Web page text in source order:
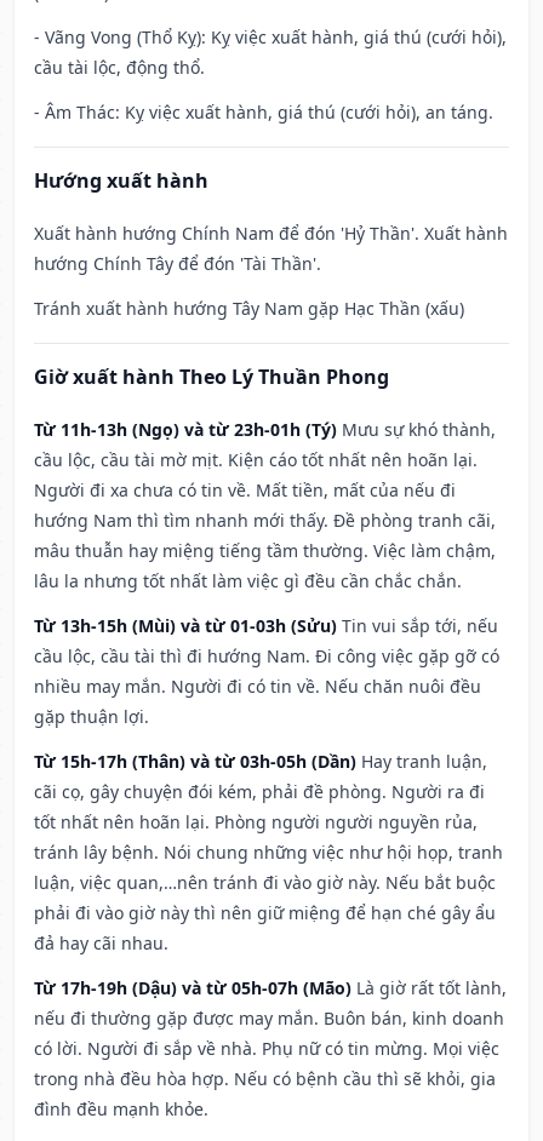
- Vãng Vong (Thổ Kỵ): Kỵ việc xuất hành, giá thú (cưới hỏi),
cầu tài lộc, động thổ.
- Âm Thác: Kỵ việc xuất hành, giá thú (cưới hỏi), an táng.
Hướng xuất hành
Xuất hành hướng Chính Nam để đón 'Hỷ Thần'. Xuất hành
hướng Chính Tây để đón 'Tài Thần'.
Tránh xuất hành hướng Tây Nam gặp Hạc Thần (xấu)
Giờ xuất hành Theo Lý Thuần Phong
Từ 11h-13h (Ngọ) và từ 23h-01h (Tý) Mưu sự khó thành,
cầu lộc, cầu tài mờ mịt. Kiện cáo tốt nhất nên hoãn lại.
Người đi xa chưa có tin về. Mất tiền, mất của nếu đi
hướng Nam thì tìm nhanh mới thấy. Đề phòng tranh cãi,
mâu thuẫn hay miệng tiếng tầm thường. Việc làm chậm,
lâu la nhưng tốt nhất làm việc gì đều cần chắc chắn.
Từ 13h-15h (Mùi) và từ 01-03h (Sửu) Tin vui sắp tới, nếu
cầu lộc, cầu tài thì đi hướng Nam. Đi công việc gặp gỡ có
nhiều may mắn. Người đi có tin về. Nếu chăn nuôi đều
gặp thuận lợi.
Từ 15h-17h (Thân) và từ 03h-05h (Dần) Hay tranh luận,
cãi cọ, gây chuyện đói kém, phải đề phòng. Người ra đi
tốt nhất nên hoãn lại. Phòng người người nguyền rủa,
tránh lây bệnh. Nói chung những việc như hội họp, tranh
luận, việc quan,…nên tránh đi vào giờ này. Nếu bắt buộc
phải đi vào giờ này thì nên giữ miệng để hạn ché gây ẩu
đả hay cãi nhau.
Từ 17h-19h (Dậu) và từ 05h-07h (Mão) Là giờ rất tốt lành,
nếu đi thường gặp được may mắn. Buôn bán, kinh doanh
có lời. Người đi sắp về nhà. Phụ nữ có tin mừng. Mọi việc
trong nhà đều hòa hợp. Nếu có bệnh cầu thì sẽ khỏi, gia
đình đều mạnh khỏe.